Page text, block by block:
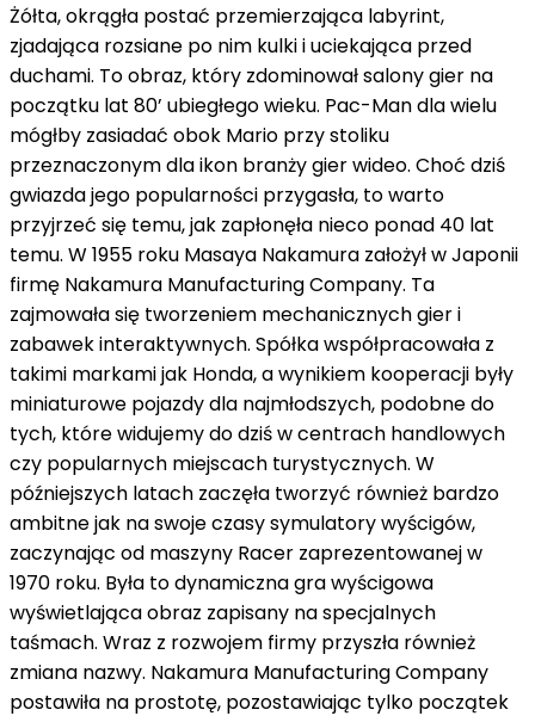
Żółta, okrągła postać przemierzająca labyrint,
zjadająca rozsiane po nim kulki i uciekająca przed
duchami. To obraz, który zdominował salony gier na
początku lat 80’ ubiegłego wieku. Pac-Man dla wielu
mógłby zasiadać obok Mario przy stoliku
przeznaczonym dla ikon branży gier wideo. Choć dziś
gwiazda jego popularności przygasła, to warto
przyjrzeć się temu, jak zapłonęła nieco ponad 40 lat
temu. W 1955 roku Masaya Nakamura założył w Japonii
firmę Nakamura Manufacturing Company. Ta
zajmowała się tworzeniem mechanicznych gier i
zabawek interaktywnych. Spółka współpracowała z
takimi markami jak Honda, a wynikiem kooperacji były
miniaturowe pojazdy dla najmłodszych, podobne do
tych, które widujemy do dziś w centrach handlowych
czy popularnych miejscach turystycznych. W
późniejszych latach zaczęła tworzyć również bardzo
ambitne jak na swoje czasy symulatory wyścigów,
zaczynając od maszyny Racer zaprezentowanej w
1970 roku. Była to dynamiczna gra wyścigowa
wyświetlająca obraz zapisany na specjalnych
taśmach. Wraz z rozwojem firmy przyszła również
zmiana nazwy. Nakamura Manufacturing Company
postawiła na prostotę, pozostawiając tylko początek